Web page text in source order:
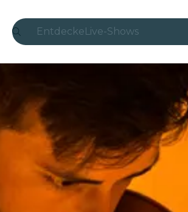
EntdeckeLive-Shows
Erlebnisse und Städte
São Paulo